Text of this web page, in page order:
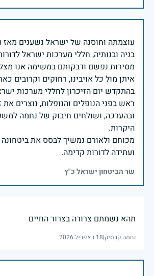
עוצמתה וחוסנה של ישראל נשענים מאז
בניה ובנותיה, חללי מערכות ישראל
מסירות נפשם ודבקותם במשימה אנו
בהתקדש יום הזיכרון לחללי מערכות
ראש בפני הנופלים והנופלות, נוצרים
ובהערכה, ושולחים חיבוק של נחמה
מכוחם ולאורם נמשיך לבסס את
ועתידה לדורות קדימה.
שר הביטחון ישראל כ"ץ
תהא נשמתם צרורה בצרור החיים
נחמה קרסיק|18 באפריל 2026